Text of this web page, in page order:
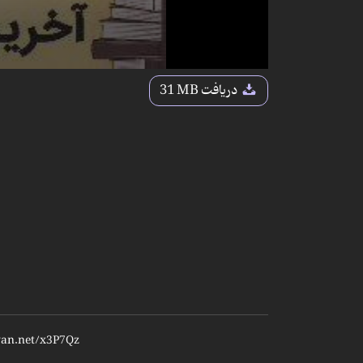
دریافت31 MB